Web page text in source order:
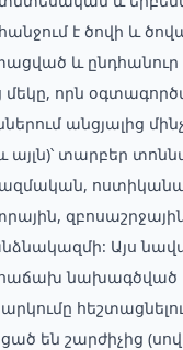
է ծովի և
և ընդհանուր
որն
անցյալից
այլն)՝ տարբեր
ռազմական,
Այս
հաճախ
են շարժիչից